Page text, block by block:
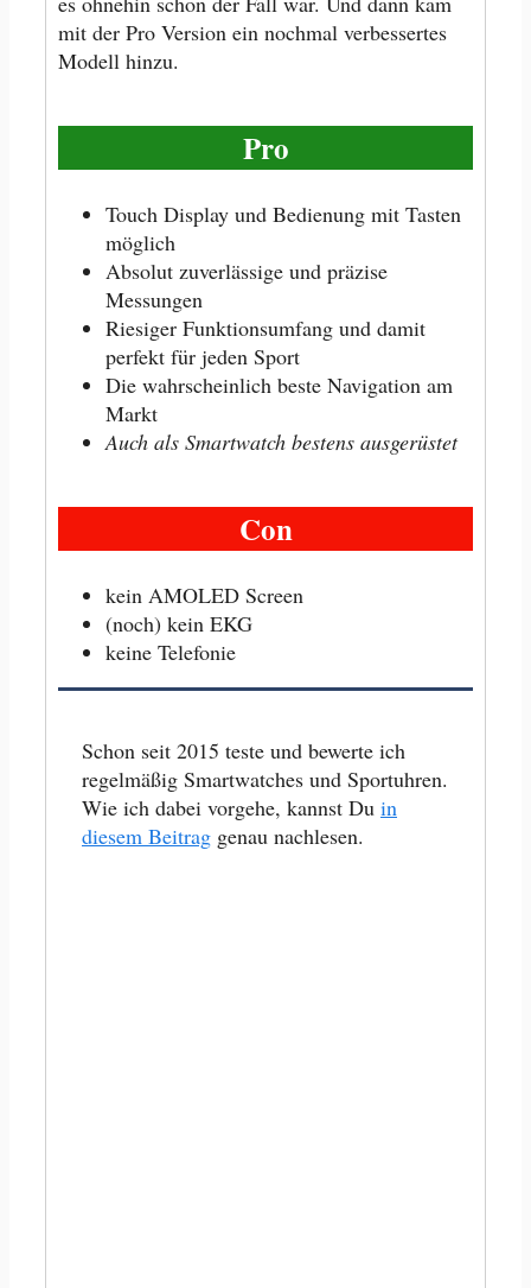
mit der Pro Version ein nochmal verbessertes
Modell hinzu.
Pro
Touch Display und Bedienung mit Tasten
möglich
Absolut zuverlässige und präzise
Messungen
Riesiger Funktionsumfang und damit
perfekt für jeden Sport
Die wahrscheinlich beste Navigation am
Markt
Auch als Smartwatch bestens ausgerüstet
Con
kein AMOLED Screen
(noch) kein EKG
keine Telefonie
Schon seit 2015 teste und bewerte ich
regelmäßig Smartwatches und Sportuhren.
Wie ich dabei vorgehe, kannst Du in
diesem Beitrag genau nachlesen.